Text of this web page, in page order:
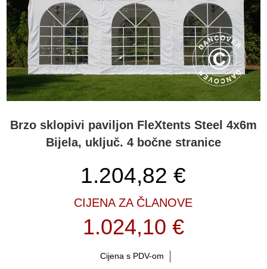
Brzo sklopivi paviljon FleXtents Steel 4x6m
Bijela, uključ. 4 bočne stranice
1.204,82 €
CIJENA ZA ČLANOVE
1.024,10 €
Cijena s PDV-om